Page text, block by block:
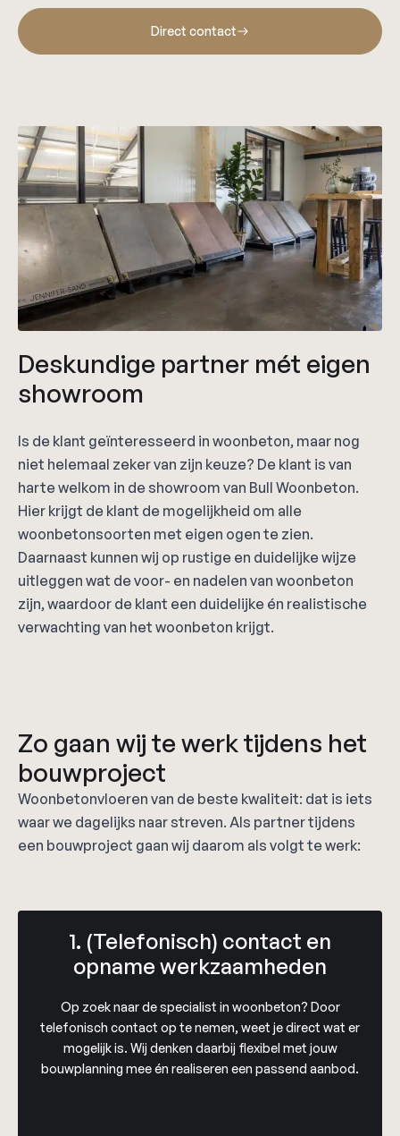
Direct contact
Deskundige partner mét eigen
showroom
Is de klant geïnteresseerd in woonbeton, maar nog
niet helemaal zeker van zijn keuze? De klant is van
harte welkom in de showroom van Bull Woonbeton.
Hier krijgt de klant de mogelijkheid om alle
woonbetonsoorten met eigen ogen te zien.
Daarnaast kunnen wij op rustige en duidelijke wijze
uitleggen wat de voor- en nadelen van woonbeton
zijn, waardoor de klant een duidelijke én realistische
verwachting van het woonbeton krijgt.
Zo gaan wij te werk tijdens het
bouwproject
Woonbetonvloeren van de beste kwaliteit: dat is iets
waar we dagelijks naar streven. Als partner tijdens
een bouwproject gaan wij daarom als volgt te werk:
1. (Telefonisch) contact en
opname werkzaamheden
Op zoek naar de specialist in woonbeton? Door
telefonisch contact op te nemen, weet je direct wat er
mogelijk is. Wij denken daarbij flexibel met jouw
bouwplanning mee én realiseren een passend aanbod.